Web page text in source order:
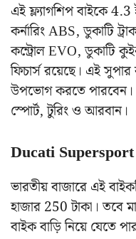
এই ফ্ল্যাগশিপ বাইকে 4.3
কর্নারিং ABS, ডুকাটি
কন্ট্রোল EVO, ডুকাটি
ফিচার্স রয়েছে। এই সুপার
উপভোগ করতে পারবেন।
স্পোর্ট, টুরিং ও আরবান।
Ducati
ভারতীয় বাজারে এই
হাজার 250 টাকা। তবে
বাইক বাড়ি নিয়ে যেতে